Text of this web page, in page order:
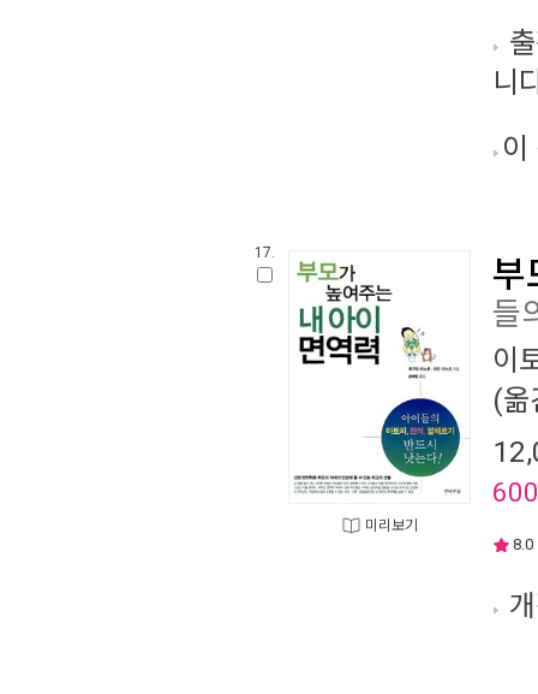
니
이
17.
미리보기
부
들
이
(
600
8.0